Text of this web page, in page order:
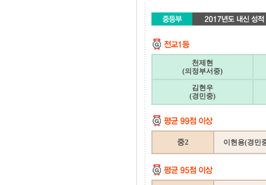
천제현
(의정부서중)
김현우
(경민중)
중2 이현용(경민